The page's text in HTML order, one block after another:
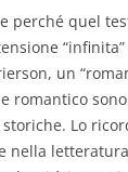
perché quel
“infinita”
un
romantico
Lo
nella